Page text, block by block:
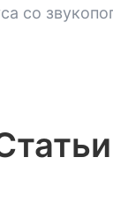
и
со